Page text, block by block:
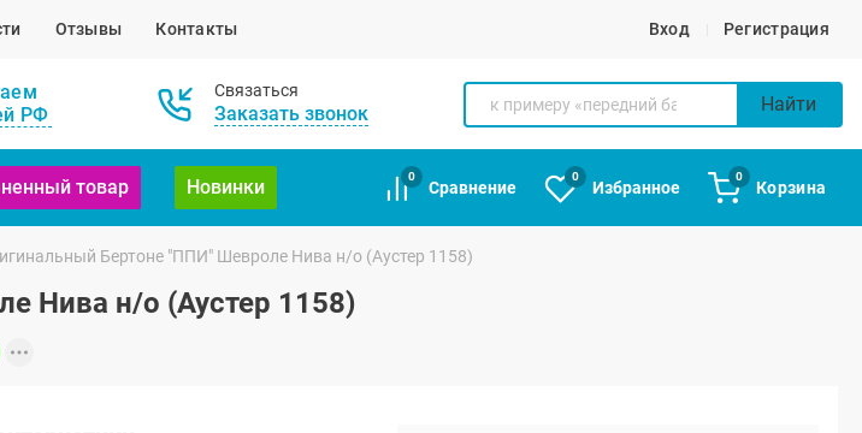
Отзывы Контакты Вход Регистрация
РФ
Связаться
Заказать звонок Найти
товар Новинки
0
Сравнение
0
Избранное
0
Корзина
Бертоне "ППИ" Шевроле Нива н/о (Аустер 1158)
Нива н/о (Аустер 1158)